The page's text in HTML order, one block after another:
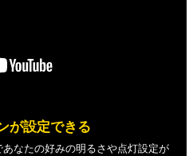
が設定できる
なたの好みの明るさや点灯設定が